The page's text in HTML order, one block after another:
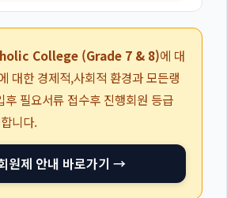
College (Grade 7 & 8)에 대
대한 경제적,사회적 환경과 모든랭
후 필요서류 접수후 진행회원 등급
니다.
원제 안내 바로가기 →